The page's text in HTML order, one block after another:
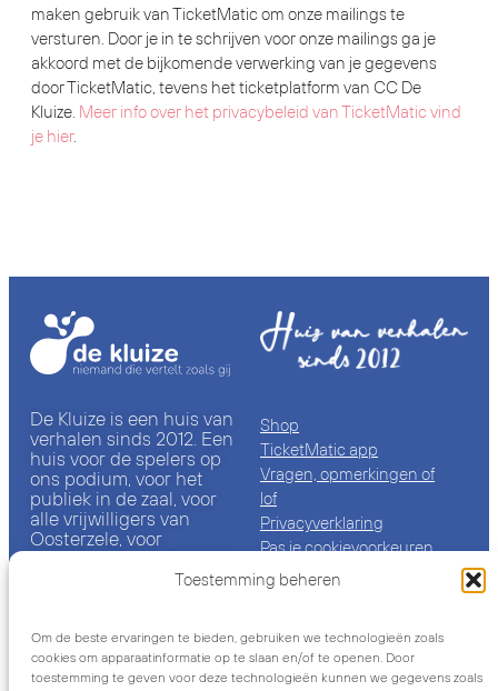
Toestemming beheren
Om de beste ervaringen te bieden, gebruiken we technologieën zoals
cookies om apparaatinformatie op te slaan en/of te openen. Door
toestemming te geven voor deze technologieën kunnen we gegevens zoals
maken gebruik van TicketMatic om onze mailings te
versturen. Door je in te schrijven voor onze mailings ga je
akkoord met de bijkomende verwerking van je gegevens
door TicketMatic, tevens het ticketplatform van CC De
Kluize. Meer info over het privacybeleid van TicketMatic vind
je hier.
De Kluize is een huis van
verhalen sinds 2012. Een
huis voor de spelers op
ons podium, voor het
publiek in de zaal, voor
alle vrijwilligers van
Oosterzele, voor
iedereen die bij ons een
locatie huurt of er te
verhalen, is de
geschiedenis en de
toekomst van deze plek.
Shop
TicketMatic app
Vragen, opmerkingen of
lof
Privacyverklaring
Pas je cookievoorkeuren
aan
2018-2026
Gemeenschapscentrum De